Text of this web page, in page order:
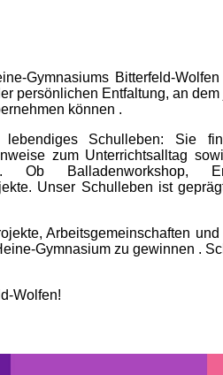
Gymnasiums Bitterfeld-
persönlichen Entfaltung, an
können .
Schulleben: Sie
zum Unterrichtsalltag
Ob Balladenworkshop,
Unser Schulleben ist
Arbeitsgemeinschaften
Gymnasium zu gewinnen .
Wolfen!